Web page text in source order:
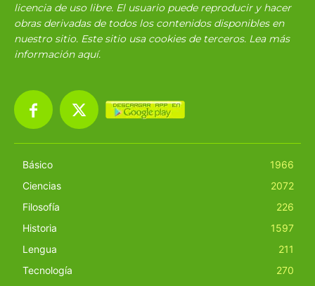
licencia de uso libre. El usuario puede reproducir y hacer
obras derivadas de todos los contenidos disponibles en
nuestro sitio. Este sitio usa cookies de terceros. Lea más
información aquí.
Básico
1966
Ciencias
2072
Filosofía
226
Historia
1597
Lengua
211
Tecnología
270